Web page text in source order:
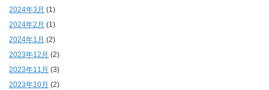
2024年3月 (1)
2024年2月 (1)
2024年1月 (2)
2023年12月 (2)
2023年11月 (3)
2023年10月 (2)